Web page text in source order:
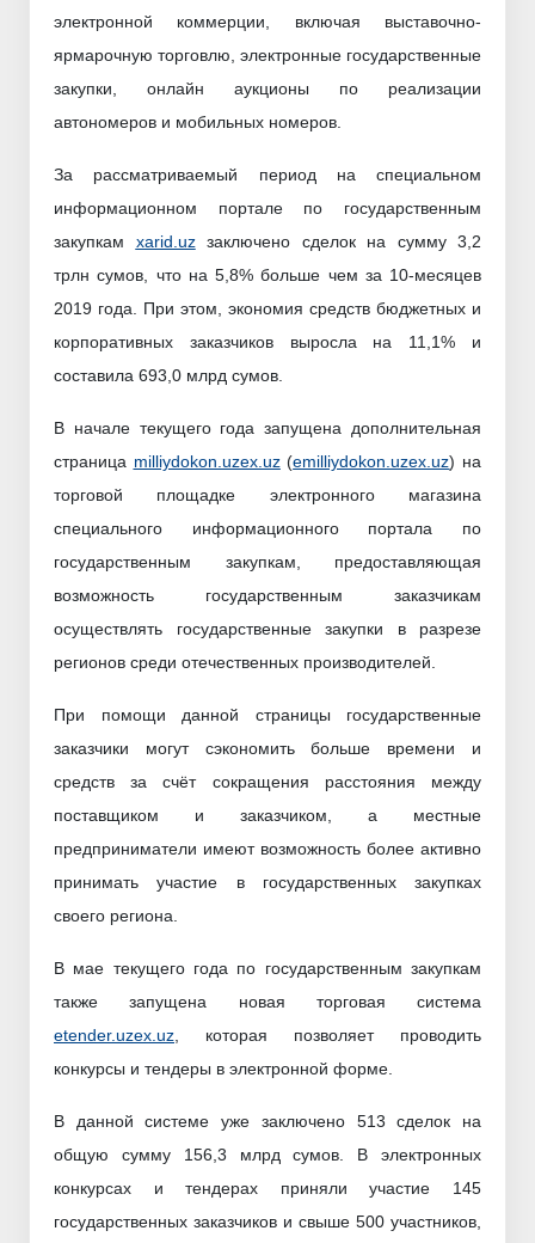
электронной коммерции, включая выставочно-
ярмарочную торговлю, электронные государственные
закупки, онлайн аукционы по реализации
автономеров и мобильных номеров.
За рассматриваемый период на специальном
информационном портале по государственным
закупкам xarid.uzзаключено сделок на сумму 3,2
трлн сумов, что на 5,8% больше чем за 10-месяцев
2019 года. При этом, экономия средств бюджетных и
корпоративных заказчиков выросла на 11,1% и
составила 693,0 млрд сумов.
В начале текущего года запущена дополнительная
страница milliydokon.uzex.uz(emilliydokon.uzex.uz) на
торговой площадке электронного магазина
специального информационного портала по
государственным закупкам, предоставляющая
возможность государственным заказчикам
осуществлять государственные закупки в разрезе
регионов среди отечественных производителей.
При помощи данной страницы государственные
заказчики могут сэкономить больше времени и
средств за счёт сокращения расстояния между
поставщиком и заказчиком, а местные
предприниматели имеют возможность более активно
принимать участие в государственных закупках
своего региона.
В мае текущего года по государственным закупкам
также запущена новая торговая система
etender.uzex.uz , которая позволяет проводить
конкурсы и тендеры в электронной форме.
В данной системе уже заключено 513 сделок на
общую сумму 156,3 млрд сумов. В электронных
конкурсах и тендерах приняли участие 145
государственных заказчиков и свыше 500 участников,